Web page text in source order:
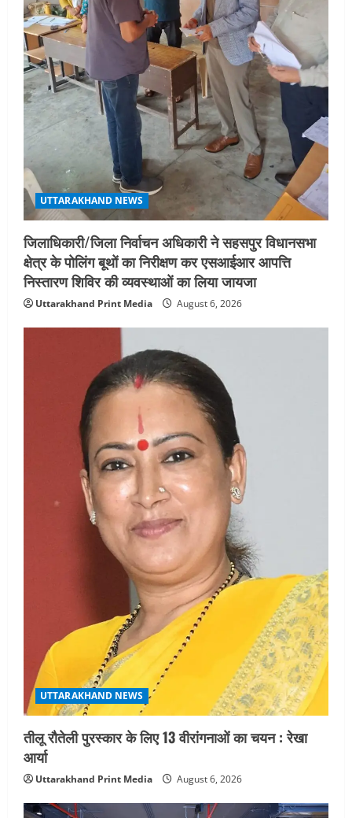
n
UTTARAKHAND NEWS
जिलाधिकारी/जिला निर्वाचन अधिकारी ने सहसपुर विधानसभा
क्षेत्र के पोलिंग बूथों का निरीक्षण कर एसआईआर आपत्ति
निस्तारण शिविर की व्यवस्थाओं का लिया जायजा
Uttarakhand Print Media August 6, 2026
UTTARAKHAND NEWS
तीलू रौतेली पुरस्कार के लिए 13 वीरांगनाओं का चयन : रेखा
आर्या
Uttarakhand Print Media August 6, 2026